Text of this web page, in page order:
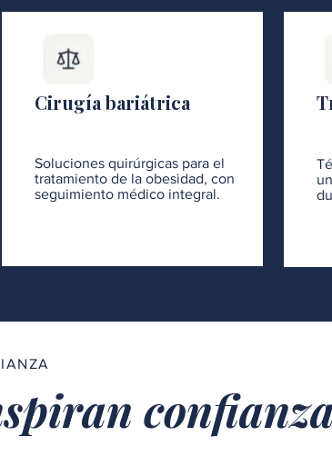
Cirugía bariátrica
Soluciones quirúrgicas para el
tratamiento de la obesidad, con
seguimiento médico integral.